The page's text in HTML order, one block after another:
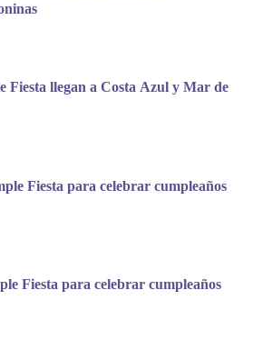
Fiesta llegan a Costa Azul y Mar de
Fiesta para celebrar cumpleaños
Fiesta para celebrar cumpleaños